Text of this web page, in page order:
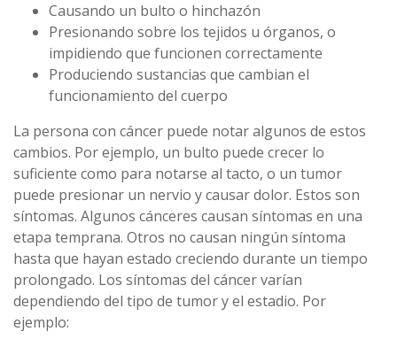
Causando un bulto o hinchazón
Presionando sobre los tejidos u órganos, o
impidiendo que funcionen correctamente
Produciendo sustancias que cambian el
funcionamiento del cuerpo
La persona con cáncer puede notar algunos de estos
cambios. Por ejemplo, un bulto puede crecer lo
suficiente como para notarse al tacto, o un tumor
puede presionar un nervio y causar dolor. Estos son
síntomas. Algunos cánceres causan síntomas en una
etapa temprana. Otros no causan ningún síntoma
hasta que hayan estado creciendo durante un tiempo
prolongado. Los síntomas del cáncer varían
dependiendo del tipo de tumor y el estadio. Por
ejemplo: